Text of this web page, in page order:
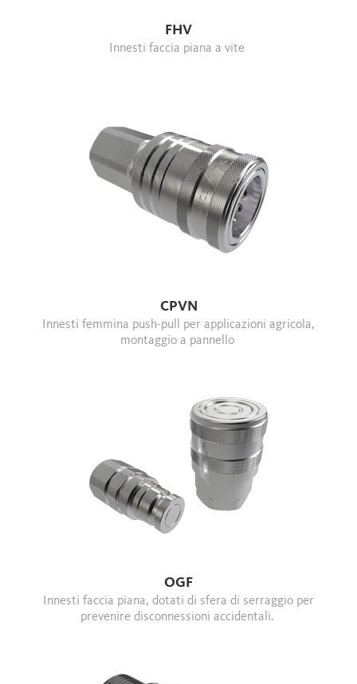
FHV
innesti faccia piana a vite
CPVN
montaggio a pannello
OGF
prevenire disconnessioni accidentali.